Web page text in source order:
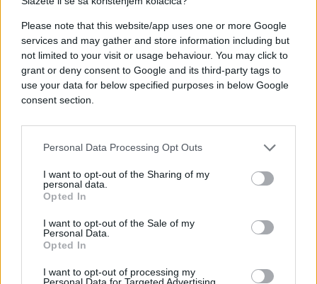
Please note that this website/app uses one or more Google
services and may gather and store information including but
not limited to your visit or usage behaviour. You may click to
grant or deny consent to Google and its third-party tags to
use your data for below specified purposes in below Google
consent section.
Personal Data Processing Opt Outs
I want to opt-out of the Sharing of my
personal data.
Opted In
I want to opt-out of the Sale of my
Personal Data.
Opted In
I want to opt-out of processing my
Personal Data for Targeted Advertising.
Ostaje da se vidi hoće li FIFA dodatno povećati ove
iznose za Mundijal 2026. godine.